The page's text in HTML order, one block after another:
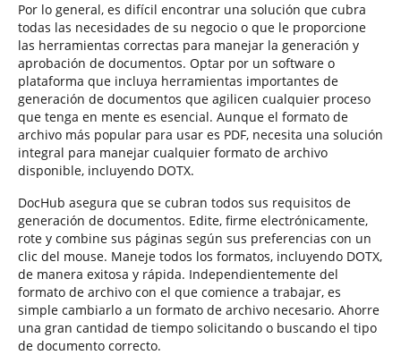
Por lo general, es difícil encontrar una solución que cubra
todas las necesidades de su negocio o que le proporcione
las herramientas correctas para manejar la generación y
aprobación de documentos. Optar por un software o
plataforma que incluya herramientas importantes de
generación de documentos que agilicen cualquier proceso
que tenga en mente es esencial. Aunque el formato de
archivo más popular para usar es PDF, necesita una solución
integral para manejar cualquier formato de archivo
disponible, incluyendo DOTX.
DocHub asegura que se cubran todos sus requisitos de
generación de documentos. Edite, firme electrónicamente,
rote y combine sus páginas según sus preferencias con un
clic del mouse. Maneje todos los formatos, incluyendo DOTX,
de manera exitosa y rápida. Independientemente del
formato de archivo con el que comience a trabajar, es
simple cambiarlo a un formato de archivo necesario. Ahorre
una gran cantidad de tiempo solicitando o buscando el tipo
de documento correcto.